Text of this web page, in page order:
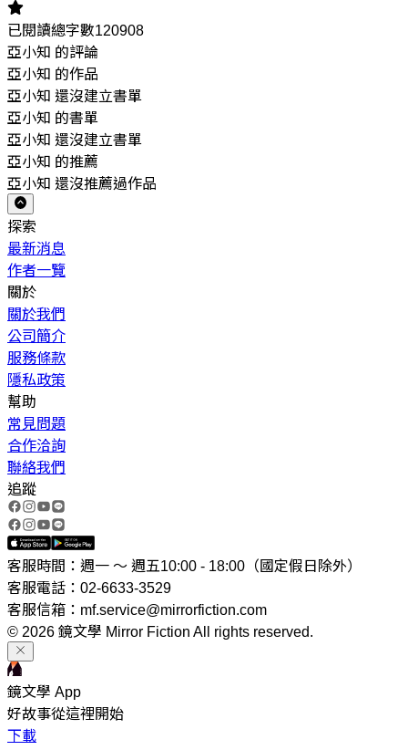
已閱讀總字數120908
亞小知 的評論
亞小知 的作品
亞小知 還沒建立書單
亞小知 的書單
亞小知 還沒建立書單
亞小知 的推薦
亞小知 還沒推薦過作品
探索
最新消息
作者一覽
關於
關於我們
公司簡介
服務條款
隱私政策
幫助
常見問題
合作洽詢
聯絡我們
追蹤
客服時間：週一 ～ 週五10:00 - 18:00（國定假日除外）
客服電話：02-6633-3529
客服信箱：mf.service@mirrorfiction.com
© 2026 鏡文學 Mirror Fiction All rights reserved.
鏡文學 App
好故事從這裡開始
下載